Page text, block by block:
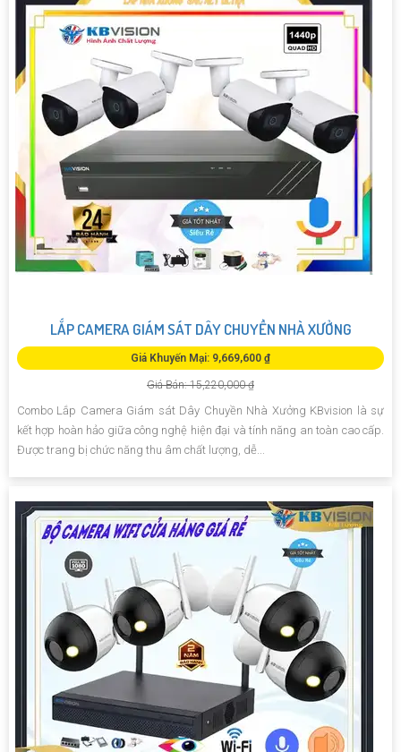
LẮP CAMERA GIÁM SÁT DÂY CHUYỀN NHÀ XƯỞNG
Giá Khuyến Mại: 9,669,600 ₫
Giá Bán: 15,220,000 ₫
Combo Lắp Camera Giám sát Dây Chuyền Nhà Xưởng KBvision là sự
kết hợp hoàn hảo giữa công nghệ hiện đại và tính năng an toàn cao cấp.
Được trang bị chức năng thu âm chất lượng, dễ...